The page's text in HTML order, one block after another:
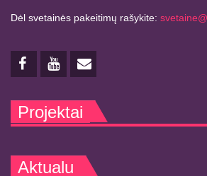
Dėl svetainės pakeitimų rašykite:
Projektai
Aktualu